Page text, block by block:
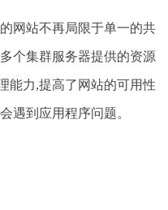
站不再局限于单一的共
个集群服务器提供的资源
能力,提高了网站的可用性
遇到应用程序问题。